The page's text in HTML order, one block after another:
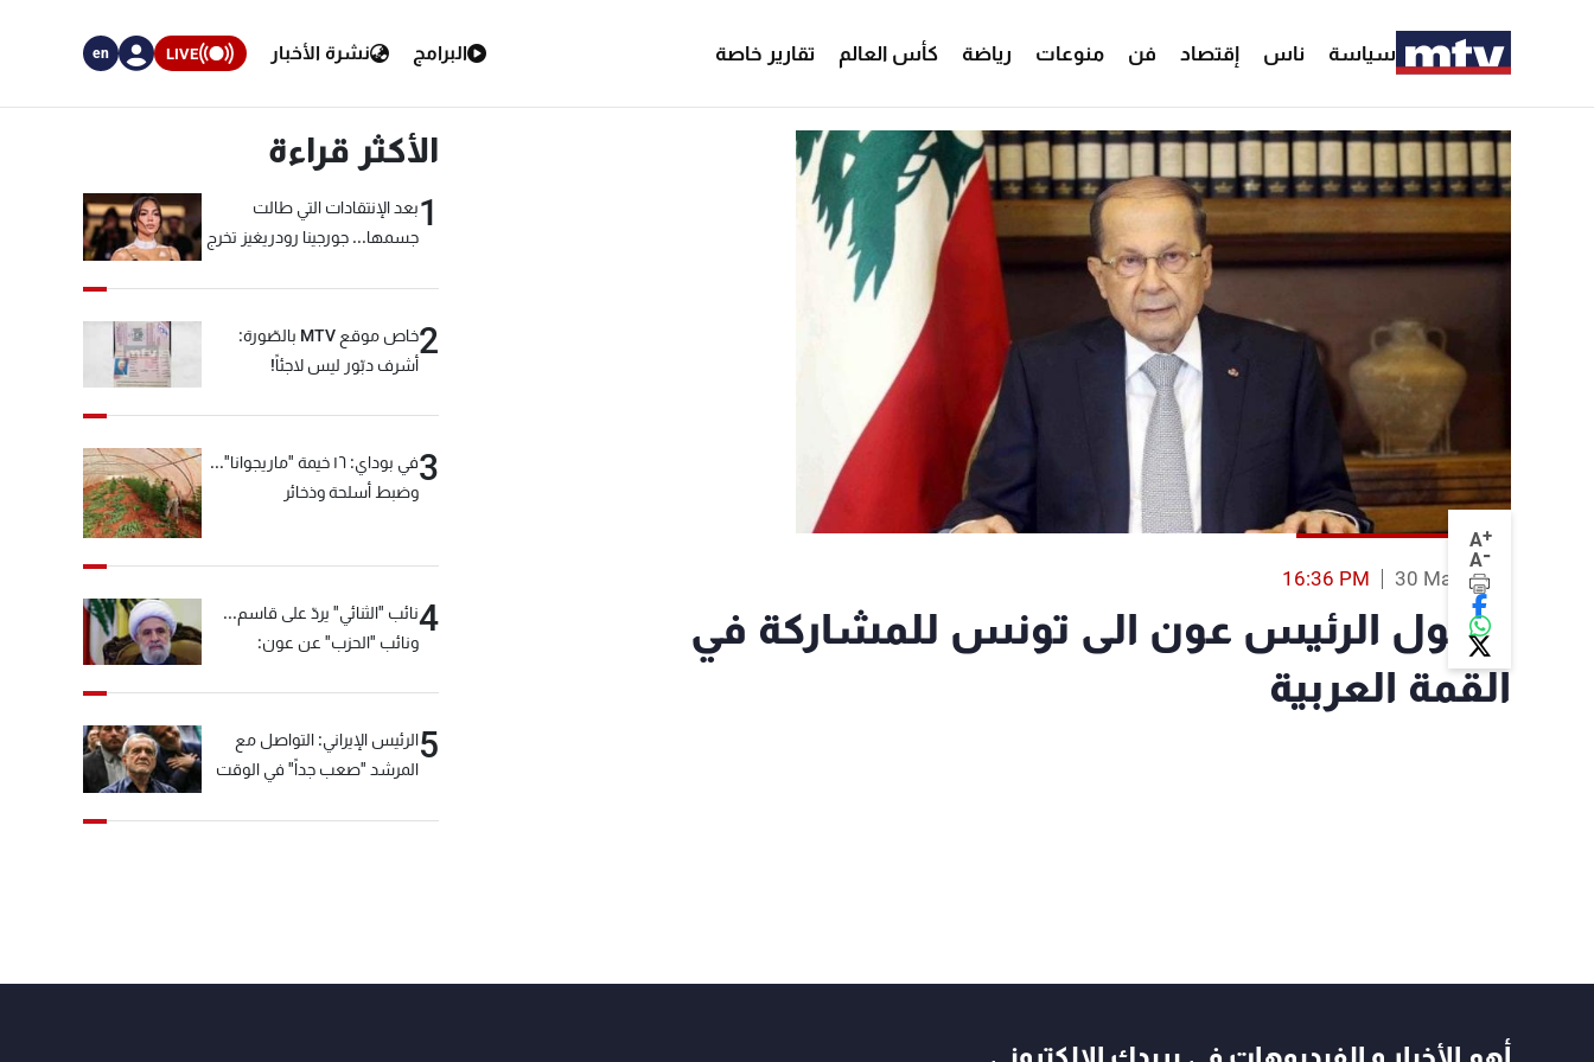
سياسة ناس إقتصاد فن منوعات رياضة كأس العالم تقارير خاصة البرامج نشرة الأخبار LIVE
en
A+
A-
30 Mar 2019
16:36 PM
وصول الرئيس عون الى تونس للمشاركة في
القمة العربية
الأكثر قراءة
1بعد الإنتقادات التي طالت
جسمها... جورجينا رودريغيز تخرج
2
خاص موقع MTV بالصّورة:
أشرف دبّور ليس لاجئاً!
3
في بوداي: ١٦ خيمة "ماريجوانا"...
وضبط أسلحة وذخائر
4نائب "الثنائي" يردّ على قاسم...
ونائب "الحزب" عن عون:
5الرئيس الإيراني: التواصل مع
المرشد "صعب جداً" في الوقت